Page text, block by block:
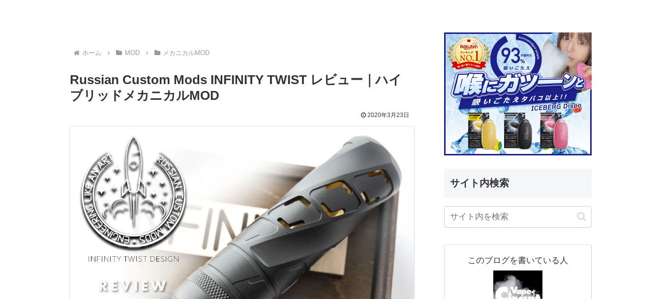
ホーム MOD メカニカルMOD
Russian Custom Mods INFINITY TWIST レビュー｜ハイ
ブリッドメカニカルMOD
2020年3月23日
サイト内検索
このブログを書いている人